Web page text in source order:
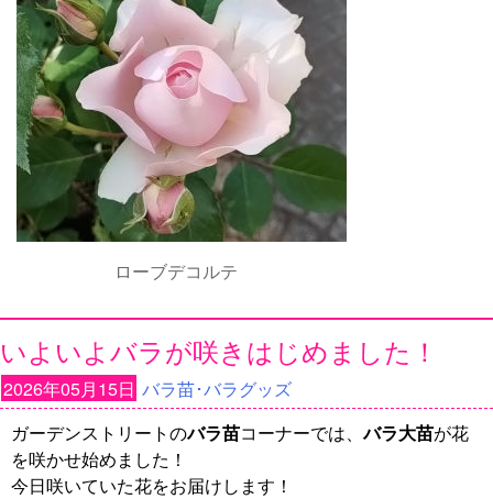
ローブデコルテ
いよいよバラが咲きはじめました！
2026年05月15日 バラ苗･バラグッズ
ガーデンストリートのバラ苗コーナーでは、バラ大苗が花
を咲かせ始めました！
今日咲いていた花をお届けします！